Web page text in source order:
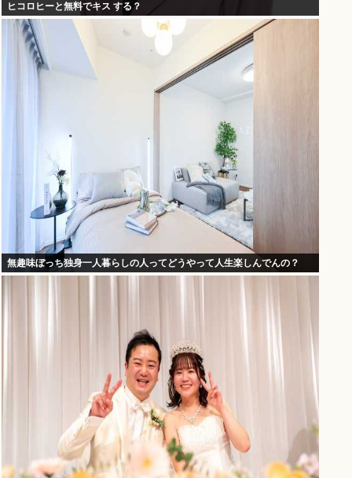
ヒコロヒーと無料でキス する？
無趣味ぼっち独身一人暮らしの人ってどうやって人生楽しんでんの？